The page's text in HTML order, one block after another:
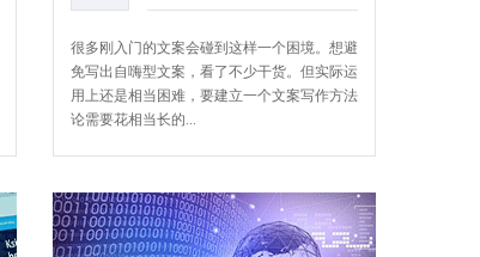
很多刚入门的文案会碰到这样一个困境。想避
免写出自嗨型文案，看了不少干货。但实际运
用上还是相当困难，要建立一个文案写作方法
论需要花相当长的...